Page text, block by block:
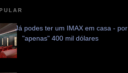
Já podes ter um IMAX em casa - por
"apenas" 400 mil dólares